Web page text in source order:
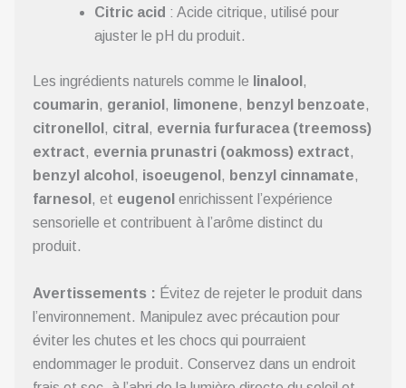
Citric acid : Acide citrique, utilisé pour
ajuster le pH du produit.
Les ingrédients naturels comme le linalool ,
coumarin, geraniol , limonene, benzyl benzoate,
citronellol , citral , evernia furfuracea (treemoss)
extract, evernia prunastri (oakmoss) extract,
benzyl alcohol , isoeugenol , benzyl cinnamate,
farnesol , et eugenol enrichissent l’expérience
sensorielle et contribuent à l’arôme distinct du
produit.
Avertissements : Évitez de rejeter le produit dans
l’environnement. Manipulez avec précaution pour
éviter les chutes et les chocs qui pourraient
endommager le produit. Conservez dans un endroit